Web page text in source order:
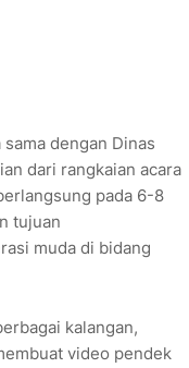
dengan Dinas
dari rangkaian acara
pada 6-8
tujuan
muda di bidang
kalangan,
video pendek